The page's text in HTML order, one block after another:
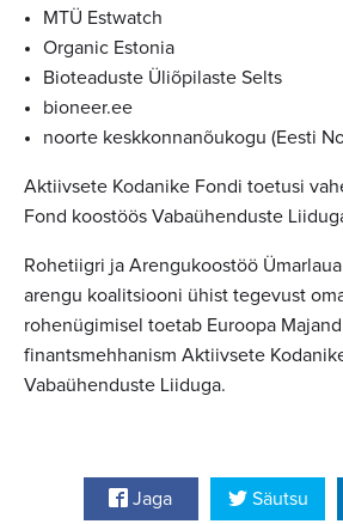
MTÜ Estwatch
Organic Estonia
Bioteaduste Üliõpilaste Selts
bioneer.ee
noorte keskkonnanõukogu (Eesti
Aktiivsete Kodanike Fondi toetusi
Fond koostöös Vabaühenduste
Rohetiigri ja Arengukoostöö
arengu koalitsiooni ühist tegevust
rohenügimisel toetab Euroopa
finantsmehhanism Aktiivsete
Vabaühenduste Liiduga.
Jaga Säutsu